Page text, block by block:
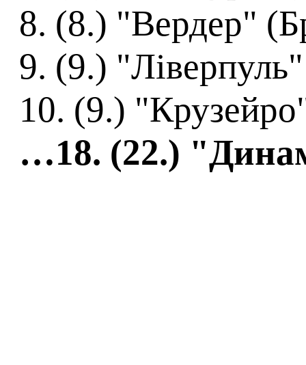
8. (8.) "Вердер"
9. (9.)
10. (9.)
…18. (22.)